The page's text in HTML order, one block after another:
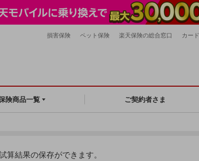
険商品一覧 ご契約者さま
損害保険 ペット保険 楽天保険の総合窓口 カード
算結果の保存ができます。